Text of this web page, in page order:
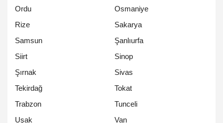
Ordu
Osmaniye
Rize
Sakarya
Samsun
Şanlıurfa
Siirt
Sinop
Şırnak
Sivas
Tekirdağ
Tokat
Trabzon
Tunceli
Uşak
Van